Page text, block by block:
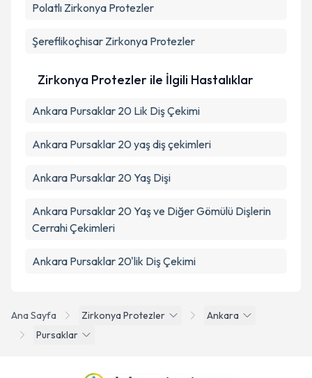
Ana Sayfa Zirkonya Protezler
Ankara
Pursaklar
Polatlı Zirkonya Protezler
Şereflikoçhisar Zirkonya Protezler
Zirkonya Protezler ile İlgili Hastalıklar
Ankara Pursaklar 20 Lik Diş Çekimi
Ankara Pursaklar 20 yaş diş çekimleri
Ankara Pursaklar 20 Yaş Dişi
Ankara Pursaklar 20 Yaş ve Diğer Gömülü Dişlerin
Cerrahi Çekimleri
Ankara Pursaklar 20'lik Diş Çekimi